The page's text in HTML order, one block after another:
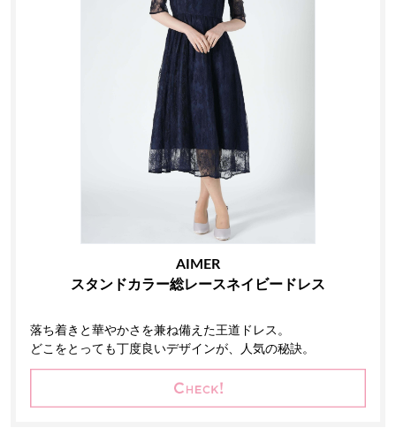
AIMER
スタンドカラー総レースネイビードレス
落ち着きと華やかさを兼ね備えた王道ドレス。
どこをとっても丁度良いデザインが、人気の秘訣。